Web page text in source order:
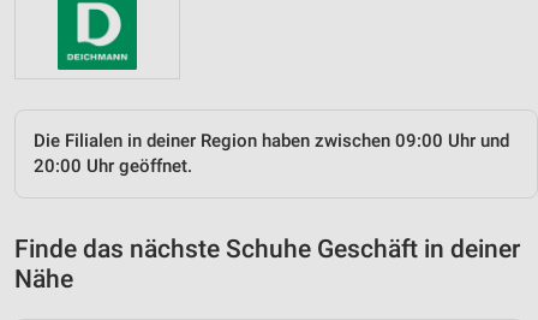
Die Filialen in deiner Region haben zwischen 09:00 Uhr und
20:00 Uhr geöffnet.
Finde das nächste Schuhe Geschäft in deiner
Nähe